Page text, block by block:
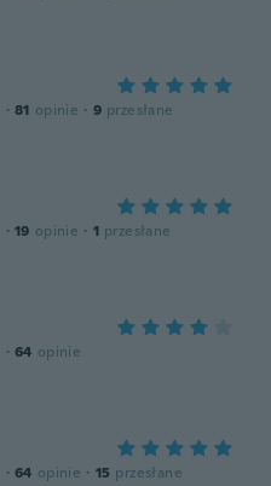
· 81 opinie · 9 przesłane
· 19 opinie · 1 przesłane
· 64 opinie
· 64 opinie · 15 przesłane